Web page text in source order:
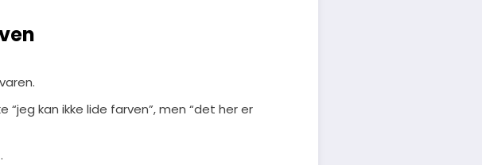
“jeg kan ikke lide farven”, men “det her er